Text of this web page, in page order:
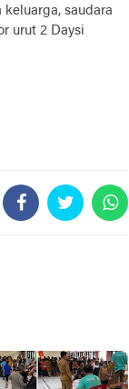
saudara
urut 2 Daysi